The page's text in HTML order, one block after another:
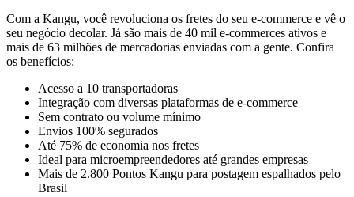
Com a Kangu, você revoluciona os fretes do seu e-commerce e vê o
seu negócio decolar. Já são mais de 40 mil e-commerces ativos e
mais de 63 milhões de mercadorias enviadas com a gente. Confira
os benefícios:
Acesso a 10 transportadoras
Integração com diversas plataformas de e-commerce
Sem contrato ou volume mínimo
Envios 100% segurados
Até 75% de economia nos fretes
Ideal para microempreendedores até grandes empresas
Mais de 2.800 Pontos Kangu para postagem espalhados pelo
Brasil